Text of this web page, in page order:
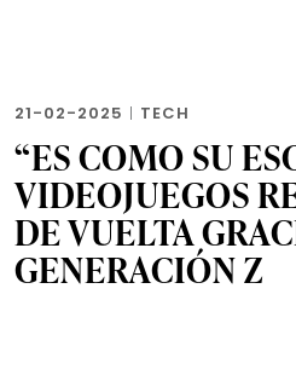
21-02-2025 | TECH
“ES COMO SU
VIDEOJUEGOS
DE VUELTA
GENERACIÓN Z